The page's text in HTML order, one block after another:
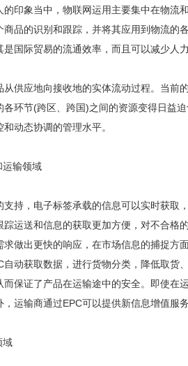
象当中，物联网运用主要集中在物流和
商品的识别和跟踪，并将其应用到物流
是国际贸易的流通效率，而且可以减少人
应地向接收地的实体流动过程。当前的
各环节(跨区、跨国)之间的资源变得日益
动态协调的管理水平。
输领域
，电子标签承载的信息可以实时获取，
踪运送和信息的获取更加方便，对不合格
求做出更快的响应，在市场信息的捕捉方
自动获取数据，进行货物分类，降低取
而保证了产品在运输途中的安全。即使在
，运输商通过EPC可以提供新信息增值服